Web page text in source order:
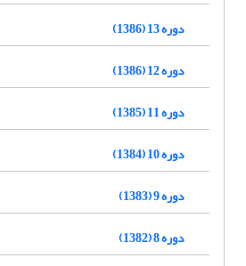
دوره 13 (1386)
دوره 12 (1386)
دوره 11 (1385)
دوره 10 (1384)
دوره 9 (1383)
دوره 8 (1382)